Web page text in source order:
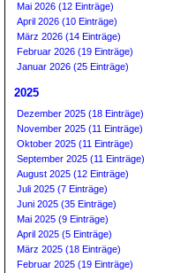
Mai 2026 (12 Einträge)
April 2026 (10 Einträge)
März 2026 (14 Einträge)
Februar 2026 (19 Einträge)
Januar 2026 (25 Einträge)
2025
Dezember 2025 (18 Einträge)
November 2025 (11 Einträge)
Oktober 2025 (11 Einträge)
September 2025 (11 Einträge)
August 2025 (12 Einträge)
Juli 2025 (7 Einträge)
Juni 2025 (35 Einträge)
Mai 2025 (9 Einträge)
April 2025 (5 Einträge)
März 2025 (18 Einträge)
Februar 2025 (19 Einträge)